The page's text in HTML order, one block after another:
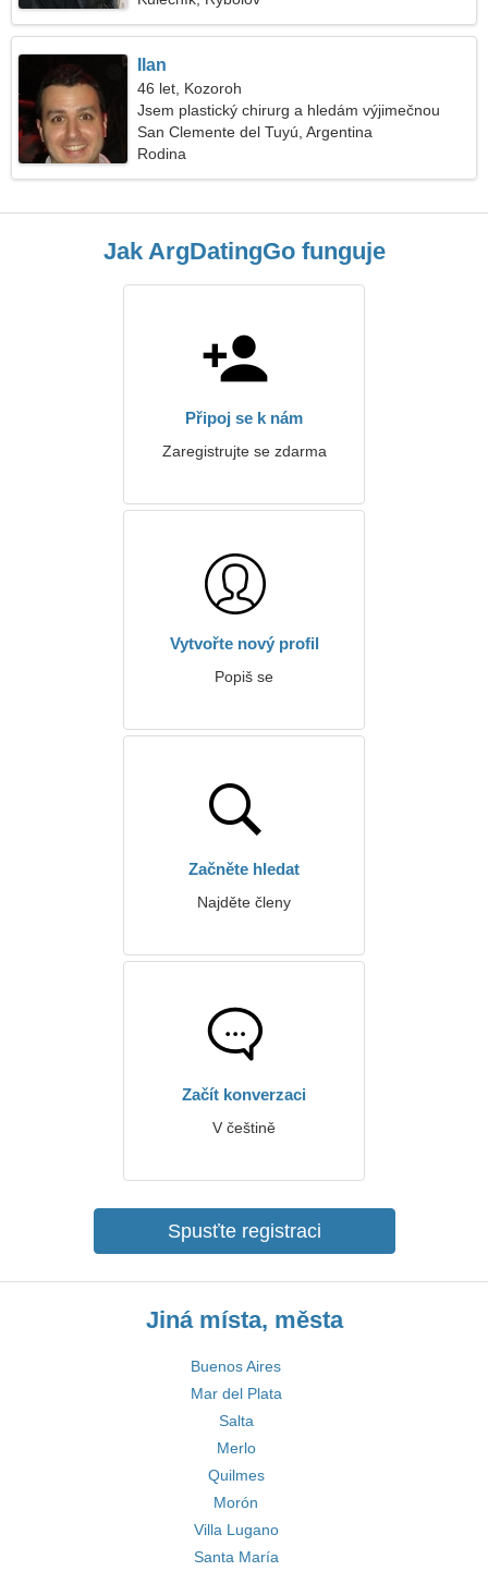
Ilan
46 let, Kozoroh
Jsem plastický chirurg a hledám výjimečnou
ženu
San Clemente del Tuyú, Argentina
Rodina
Jak ArgDatingGo funguje
Připoj se k nám
Zaregistrujte se zdarma
Vytvořte nový profil
Popiš se
Začněte hledat
Najděte členy
Začít konverzaci
V češtině
Spusťte registraci
Jiná místa, města
Buenos Aires
Mar del Plata
Salta
Merlo
Quilmes
Morón
Villa Lugano
Santa María